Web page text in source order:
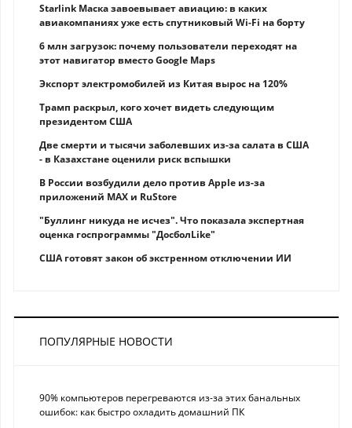
Starlink Маска завоевывает авиацию: в каких
авиакомпаниях уже есть спутниковый Wi-Fi на борту
6 млн загрузок: почему пользователи переходят на
этот навигатор вместо Google Maps
Экспорт электромобилей из Китая вырос на 120%
Трамп раскрыл, кого хочет видеть следующим
президентом США
Две смерти и тысячи заболевших из-за салата в США
- в Казахстане оценили риск вспышки
В России возбудили дело против Apple из-за
приложений MAX и RuStore
"Буллинг никуда не исчез". Что показала экспертная
оценка госпрограммы "ДосболLike"
США готовят закон об экстренном отключении ИИ
ПОПУЛЯРНЫЕ НОВОСТИ
90% компьютеров перегреваются из-за этих банальных
ошибок: как быстро охладить домашний ПК